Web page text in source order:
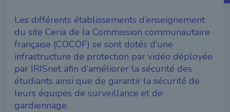
Les différents établissements d’enseignement
du site Ceria de la Commission communautaire
française (COCOF) se sont dotés d’une
infrastructure de protection par vidéo déployée
par IRISnet afin d’améliorer la sécurité des
étudiants ainsi que de garantir la sécurité de
leurs équipes de surveillance et de
gardiennage.